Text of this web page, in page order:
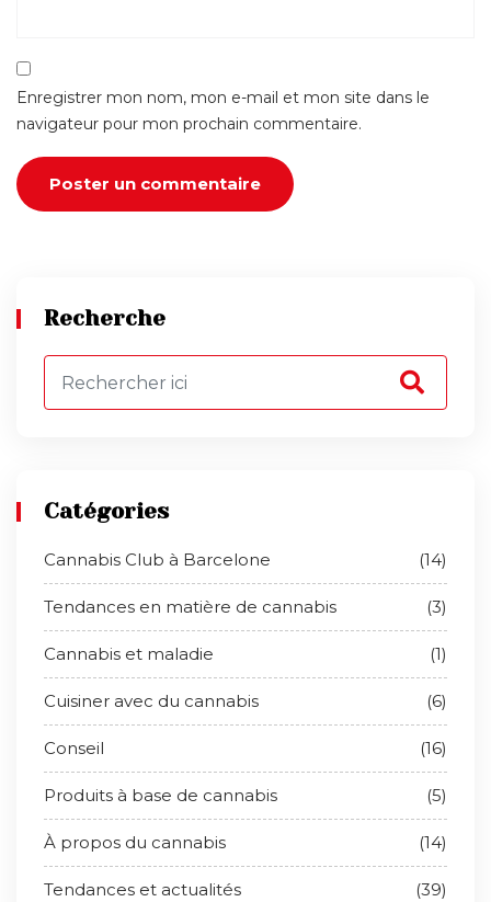
Enregistrer mon nom, mon e-mail et mon site dans le
navigateur pour mon prochain commentaire.
Recherche
Catégories
Cannabis Club à Barcelone (14)
Tendances en matière de cannabis (3)
Cannabis et maladie (1)
Cuisiner avec du cannabis (6)
Conseil (16)
Produits à base de cannabis (5)
À propos du cannabis (14)
Tendances et actualités (39)